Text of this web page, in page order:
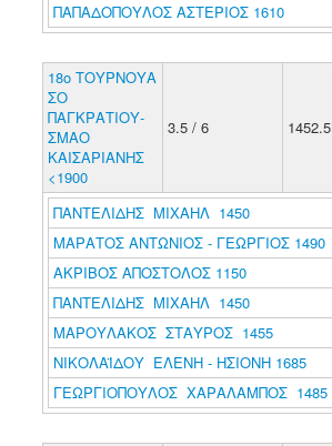
ΠΑΠΑΔΟΠΟΥΛΟΣ ΑΣΤΕΡΙΟΣ 1610
18ο ΤΟΥΡΝΟΥΑ
ΣΟ
ΠΑΓΚΡΑΤΙΟΥ-
ΣΜΑΟ
ΚΑΙΣΑΡΙΑΝΗΣ
<1900
3.5 / 6 1452.5
ΠΑΝΤΕΛΙΔΗΣ ΜΙΧΑΗΛ 1450
ΜΑΡΑΤΟΣ ΑΝΤΩΝΙΟΣ - ΓΕΩΡΓΙΟΣ 1490
ΑΚΡΙΒΟΣ ΑΠΟΣΤΟΛΟΣ 1150
ΠΑΝΤΕΛΙΔΗΣ ΜΙΧΑΗΛ 1450
ΜΑΡΟΥΛΑΚΟΣ ΣΤΑΥΡΟΣ 1455
ΝΙΚΟΛΑΪΔΟΥ ΕΛΕΝΗ - ΗΣΙΟΝΗ 1685
ΓΕΩΡΓΙΟΠΟΥΛΟΣ ΧΑΡΑΛΑΜΠΟΣ 1485